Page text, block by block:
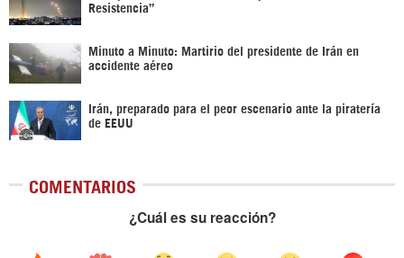
Resistencia”
Minuto a Minuto: Martirio del presidente de Irán en
accidente aéreo
Irán, preparado para el peor escenario ante la piratería
de EEUU
COMENTARIOS